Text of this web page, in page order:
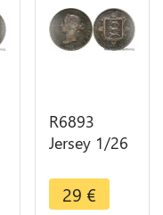
R6893
Jersey 1/26
Victoria
1865 ->
29 €